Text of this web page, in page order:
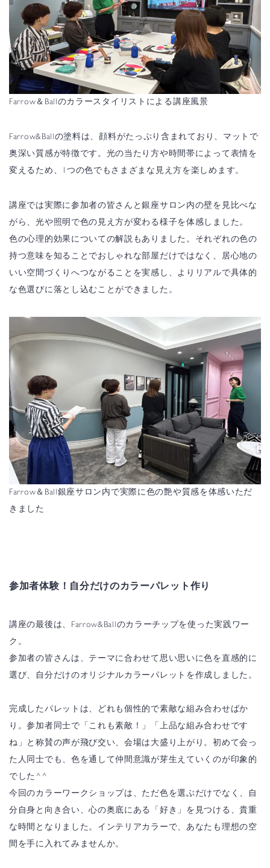
Farrow＆Ballのカラースタイリストによる講座風景
Farrow&Ballの塗料は、顔料がたっぷり含まれており、マットで
奥深い質感が特徴です。光の当たり方や時間帯によって表情を
変えるため、1つの色でもさまざまな見え方を楽しめます。
講座では実際に参加者の皆さんと銀座サロン内の壁を見比べな
がら、光や照明で色の見え方が変わる様子を体感しました。
色の心理的効果についての解説もありました。それぞれの色の
持つ意味を知ることでおしゃれな部屋だけではなく、居心地の
いい空間づくりへつながることを実感し、よりリアルで具体的
な色選びに落とし込むことができました。
Farrow＆Ball銀座サロン内で実際に色の艶や質感を体感いただ
きました
参加者体験！自分だけのカラーパレット作り
講座の最後は、Farrow&Ballのカラーチップを使った実践ワー
ク。
参加者の皆さんは、テーマに合わせて思い思いに色を直感的に
選び、自分だけのオリジナルカラーパレットを作成しました。
完成したパレットは、どれも個性的で素敵な組み合わせばか
り。参加者同士で「これも素敵！」「上品な組み合わせです
ね」と称賛の声が飛び交い、会場は大盛り上がり。初めて会っ
た人同士でも、色を通して仲間意識が芽生えていくのが印象的
でした^^
今回のカラーワークショップは、ただ色を選ぶだけでなく、自
分自身と向き合い、心の奥底にある「好き」を見つける、貴重
な時間となりました。インテリアカラーで、あなたも理想の空
間を手に入れてみませんか。